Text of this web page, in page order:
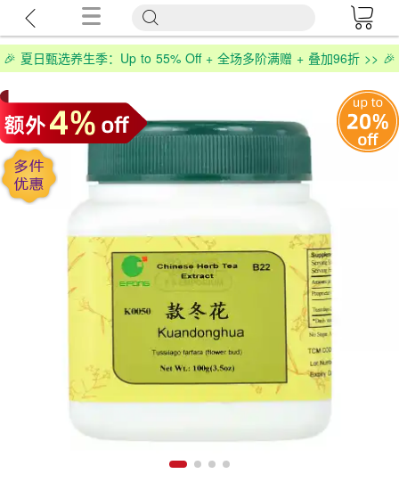
🎉 夏日甄选养生季：Up to 55% Off + 全场多阶满赠 + 叠加96折 >> 🎉